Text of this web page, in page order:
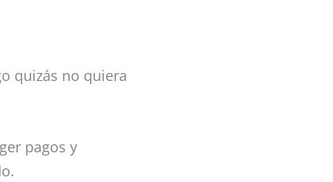
quizás no quiera
pagos y